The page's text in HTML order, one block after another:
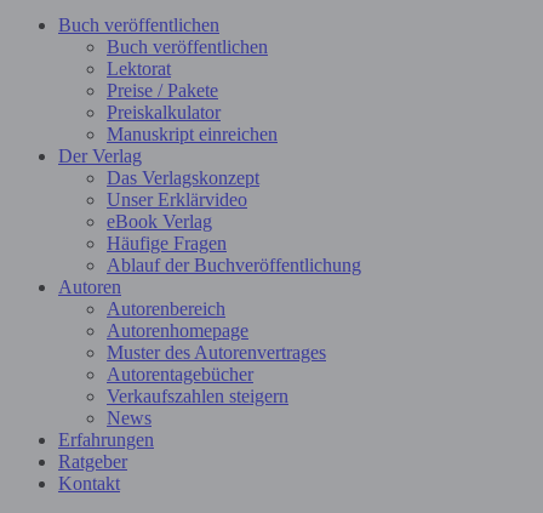
Buch veröffentlichen
Buch veröffentlichen
Lektorat
Preise / Pakete
Preiskalkulator
Manuskript einreichen
Der Verlag
Das Verlagskonzept
Unser Erklärvideo
eBook Verlag
Häufige Fragen
Ablauf der Buchveröffentlichung
Autoren
Autorenbereich
Autorenhomepage
Muster des Autorenvertrages
Autorentagebücher
Verkaufszahlen steigern
News
Erfahrungen
Ratgeber
Kontakt